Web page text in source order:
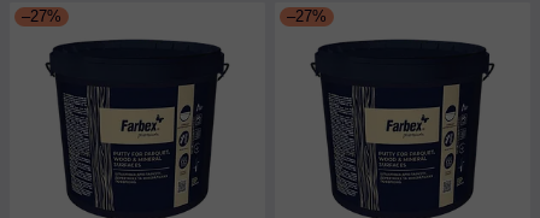
–27% –27%